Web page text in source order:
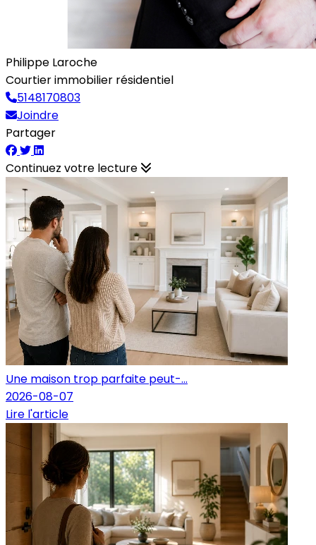
Philippe Laroche
Courtier immobilier résidentiel
5148170803
Joindre
Partager
Continuez votre lecture
Une maison trop parfaite peut-...
2026-08-07
Lire l'article